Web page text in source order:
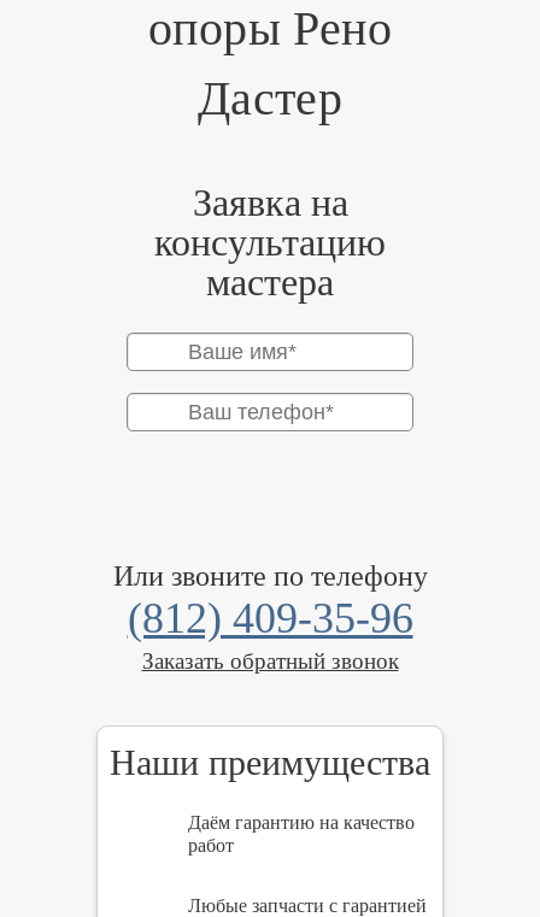
опоры Рено
Дастер
Заявка на
консультацию
мастера
Или звоните по телефону
(812) 409-35-96
Заказать обратный звонок
Наши преимущества
Даём гарантию на качество
работ
Любые запчасти с гарантией